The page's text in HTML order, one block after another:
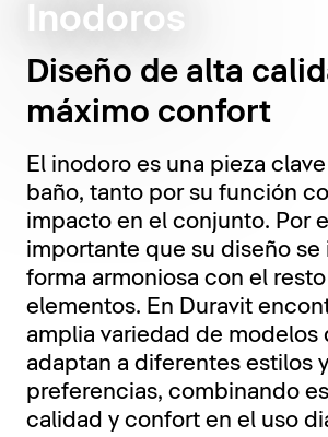
Inodoros
Diseño de alta
máximo confort
El inodoro es una pieza
baño, tanto por su función
impacto en el conjunto. Por
importante que su diseño se
forma armoniosa con el
elementos. En Duravit
amplia variedad de modelos
adaptan a diferentes estilos y
preferencias, combinando
calidad y confort en el uso